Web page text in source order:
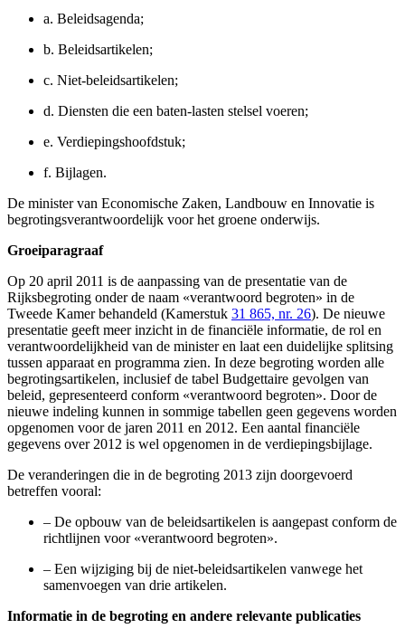
a. Beleidsagenda;
b. Beleidsartikelen;
c. Niet-beleidsartikelen;
d. Diensten die een baten-lasten stelsel voeren;
e. Verdiepingshoofdstuk;
f. Bijlagen.
De minister van Economische Zaken, Landbouw en Innovatie is
begrotingsverantwoordelijk voor het groene onderwijs.
Groeiparagraaf
Op 20 april 2011 is de aanpassing van de presentatie van de
Rijksbegroting onder de naam «verantwoord begroten» in de
Tweede Kamer behandeld (Kamerstuk 31 865, nr. 26). De nieuwe
presentatie geeft meer inzicht in de financiële informatie, de rol en
verantwoordelijkheid van de minister en laat een duidelijke splitsing
tussen apparaat en programma zien. In deze begroting worden alle
begrotingsartikelen, inclusief de tabel Budgettaire gevolgen van
beleid, gepresenteerd conform «verantwoord begroten». Door de
nieuwe indeling kunnen in sommige tabellen geen gegevens worden
opgenomen voor de jaren 2011 en 2012. Een aantal financiële
gegevens over 2012 is wel opgenomen in de verdiepingsbijlage.
De veranderingen die in de begroting 2013 zijn doorgevoerd
betreffen vooral:
– De opbouw van de beleidsartikelen is aangepast conform de
richtlijnen voor «verantwoord begroten».
– Een wijziging bij de niet-beleidsartikelen vanwege het
samenvoegen van drie artikelen.
Informatie in de begroting en andere relevante publicaties